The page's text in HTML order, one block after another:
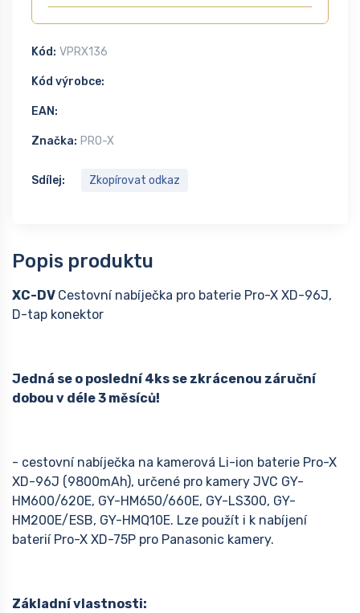
Kód: VPRX136
Kód výrobce:
EAN:
Značka: PRO-X
Sdílej: Zkopírovat odkaz
Popis produktu
XC-DV Cestovní nabíječka pro baterie Pro-X XD-96J,
D-tap konektor
Jedná se o poslední 4ks se zkrácenou záruční
dobou v déle 3 měsíců!
- cestovní nabíječka na kamerová Li-ion baterie Pro-X
XD-96J (9800mAh), určené pro kamery JVC GY-
HM600/620E, GY-HM650/660E, GY-LS300, GY-
HM200E/ESB, GY-HMQ10E. Lze použít i k nabíjení
baterií Pro-X XD-75P pro Panasonic kamery.
Základní vlastnosti: